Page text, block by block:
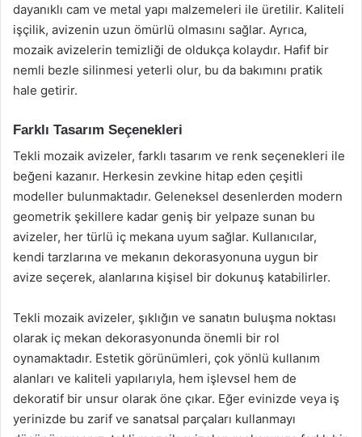
dayanıklı cam ve metal yapı malzemeleri ile üretilir. Kaliteli
işçilik, avizenin uzun ömürlü olmasını sağlar. Ayrıca,
mozaik avizelerin temizliği de oldukça kolaydır. Hafif bir
nemli bezle silinmesi yeterli olur, bu da bakımını pratik
hale getirir.
Farklı Tasarım Seçenekleri
Tekli mozaik avizeler, farklı tasarım ve renk seçenekleri ile
beğeni kazanır. Herkesin zevkine hitap eden çeşitli
modeller bulunmaktadır. Geleneksel desenlerden modern
geometrik şekillere kadar geniş bir yelpaze sunan bu
avizeler, her türlü iç mekana uyum sağlar. Kullanıcılar,
kendi tarzlarına ve mekanın dekorasyonuna uygun bir
avize seçerek, alanlarına kişisel bir dokunuş katabilirler.
Tekli mozaik avizeler, şıklığın ve sanatın buluşma noktası
olarak iç mekan dekorasyonunda önemli bir rol
oynamaktadır. Estetik görünümleri, çok yönlü kullanım
alanları ve kaliteli yapılarıyla, hem işlevsel hem de
dekoratif bir unsur olarak öne çıkar. Eğer evinizde veya iş
yerinizde bu zarif ve sanatsal parçaları kullanmayı